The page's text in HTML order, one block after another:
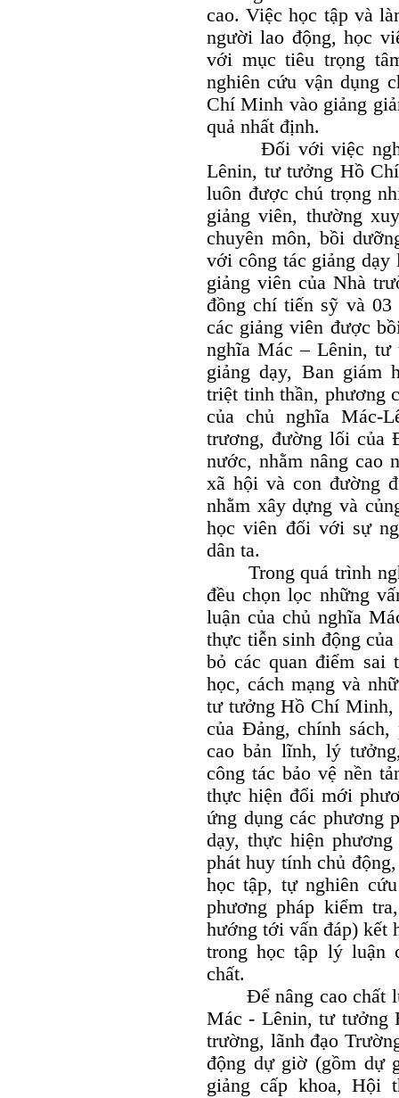
cao. Việc học tập và
người lao động, học
với mục tiêu trọng
nghiên cứu vận dụng
Chí Minh vào giảng
quả nhất định.
Đối với việc
Lênin, tư tưởng Hồ
luôn được chú trọng
giảng viên, thường
chuyên môn, bồi
với công tác giảng
giảng viên của Nhà
đồng chí tiến sỹ và 03
các giảng viên được
nghĩa Mác – Lênin, tư
giảng dạy, Ban giám
triệt tinh thần, phương
của chủ nghĩa Mác-
trương, đường lối của
nước, nhằm nâng cao
xã hội và con đường
nhằm xây dựng và
học viên đối với sự
dân ta.
Trong quá trình
đều chọn lọc những
luận của chủ nghĩa
thực tiễn sinh động
bỏ các quan điểm sai
học, cách mạng và
tư tưởng Hồ Chí Minh,
của Đảng, chính sách,
cao bản lĩnh, lý
công tác bảo vệ nền
thực hiện đổi mới
ứng dụng các phương
dạy, thực hiện
phát huy tính chủ
học tập, tự nghiên
phương pháp kiểm
hướng tới vấn đáp) kết
trong học tập lý luận
chất.
Để nâng cao chất
Mác - Lênin, tư tưởng
trường, lãnh đạo
động dự giờ (gồm dự
giảng cấp khoa, Hội